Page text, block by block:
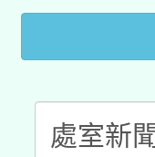
接種
接種
月28